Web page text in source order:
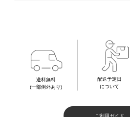
送料無料
(一部例外あり)
配送予定日
について
ご利用ガイド